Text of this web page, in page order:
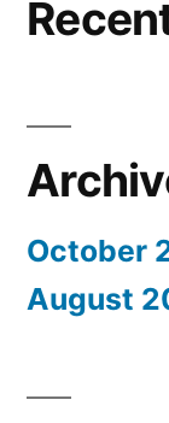
October
August